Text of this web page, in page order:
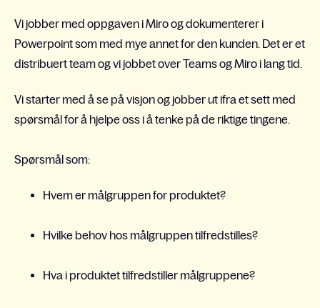
Vi jobber med oppgaven i Miro og dokumentereri
Powerpoint som med mye annet for den kunden. Det er et
distribuert team og vi jobbet over Teams og Miro i lang tid.
Vi starter med å se på visjon og jobberut ifra et sett med
spørsmål for å hjelpe oss i å tenke på de riktige tingene.
Spørsmål som:
Hvem er målgruppen for produktet?
Hvilke behov hos målgruppen tilfredstilles?
Hva i produktet tilfredstiller målgruppene?